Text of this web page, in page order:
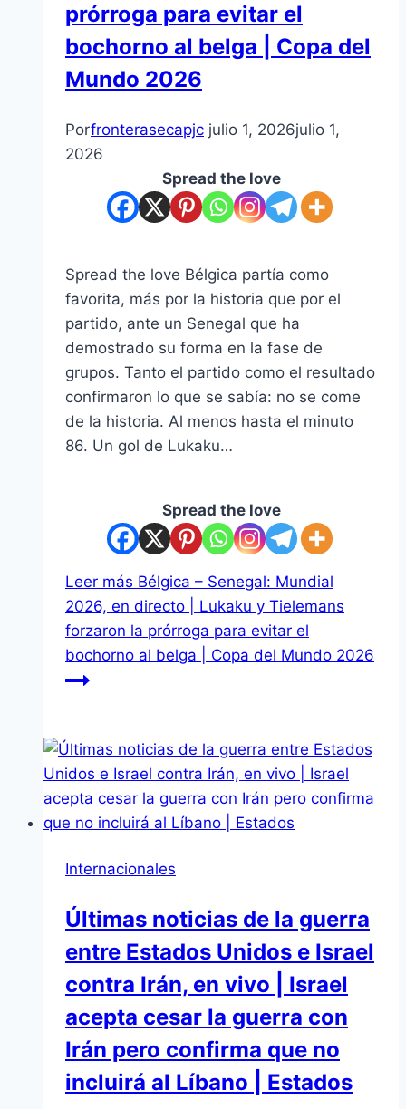
prórroga para evitar el
bochorno al belga | Copa del
Mundo 2026
Porfronterasecapjc julio 1, 2026julio 1,
2026
Spread the love
Spread the love Bélgica partía como
favorita, más por la historia que por el
partido, ante un Senegal que ha
demostrado su forma en la fase de
grupos. Tanto el partido como el resultado
confirmaron lo que se sabía: no se come
de la historia. Al menos hasta el minuto
86. Un gol de Lukaku…
Spread the love
Leer más Bélgica – Senegal: Mundial
2026, en directo | Lukaku y Tielemans
forzaron la prórroga para evitar el
bochorno al belga | Copa del Mundo 2026
Internacionales
Últimas noticias de la guerra
entre Estados Unidos e Israel
contra Irán, en vivo | Israel
acepta cesar la guerra con
Irán pero confirma que no
incluirá al Líbano | Estados